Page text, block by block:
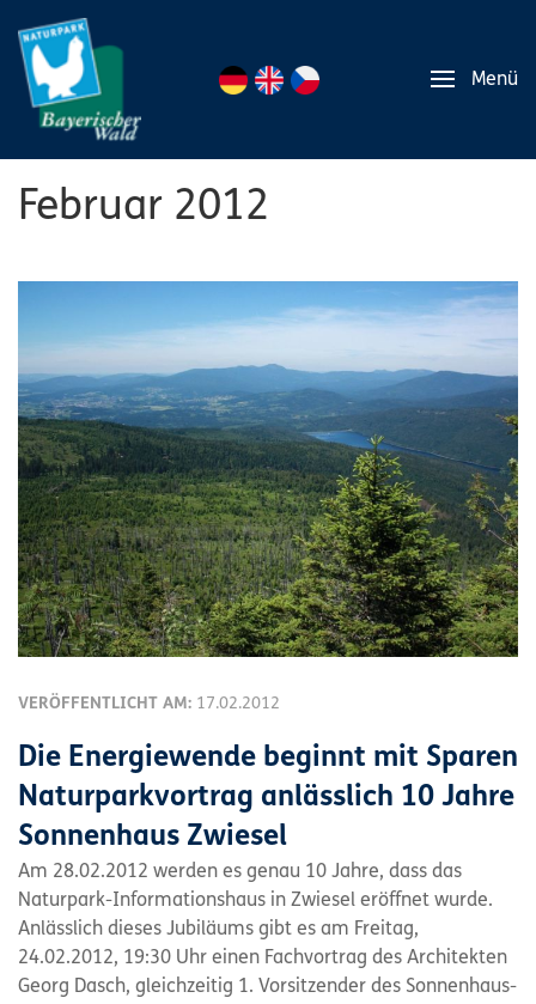
Menü
Februar 2012
VERÖFFENTLICHT AM: 17.02.2012
Die Energiewende beginnt mit Sparen
Naturparkvortrag anlässlich 10 Jahre
Sonnenhaus Zwiesel
Am 28.02.2012 werden es genau 10 Jahre, dass das
Naturpark-Informationshaus in Zwiesel eröffnet wurde.
Anlässlich dieses Jubiläums gibt es am Freitag,
24.02.2012, 19:30 Uhr einen Fachvortrag des Architekten
Georg Dasch, gleichzeitig 1. Vorsitzender des Sonnenhaus-